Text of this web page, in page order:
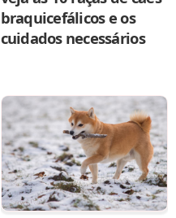
braquicefálicos e os
cuidados necessários